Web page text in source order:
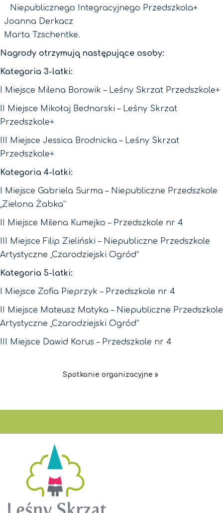
Niepublicznego Integracyjnego Przedszkola+
Joanna Derkacz
Marta Tzschentke.
Nagrody otrzymują następujące osoby:
Kategoria 3-latki:
I Miejsce Milena Borowik – Leśny Skrzat Przedszkole+
II Miejsce Mikołaj Bednarski – Leśny Skrzat
Przedszkole+
III Miejsce Jessica Brodnicka – Leśny Skrzat
Przedszkole+
Kategoria 4-latki:
I Miejsce Gabriela Surma – Niepubliczne Przedszkole
„Zielona Żabka”
II Miejsce Milena Kumejko – Przedszkole nr 4
III Miejsce Filip Zieliński – Niepubliczne Przedszkole
Artystyczne „Czarodziejski Ogród”
Kategoria 5-latki:
I Miejsce Zofia Pieprzyk – Przedszkole nr 4
II Miejsce Mateusz Matyka – Niepubliczne Przedszkole
Artystyczne „Czarodziejski Ogród”
III Miejsce Dawid Korus – Przedszkole nr 4
Spotkanie organizacyjne »